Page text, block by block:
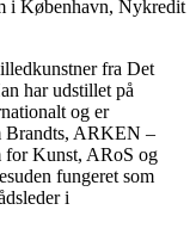
i København, Nykredit
fra Det
har udstillet på
og er
Brandts, ARKEN –
for Kunst, ARoS og
fungeret som
i